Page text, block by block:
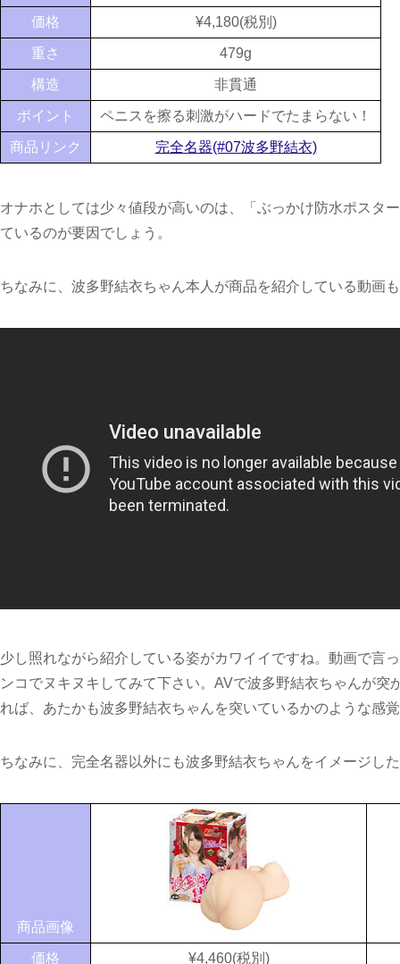
価格 ¥4,180(税別)
重さ 479g
構造 非貫通
ポイント ペニスを擦る刺激がハードでたまらない！
商品リンク 完全名器(#07波多野結衣)
オナホとしては少々値段が高いのは、「ぶっかけ防水ポスタ
ているのが要因でしょう。
ちなみに、波多野結衣ちゃん本人が商品を紹介している動画
少し照れながら紹介している姿がカワイイですね。動画で言
ンコでヌキヌキしてみて下さい。AVで波多野結衣ちゃんが突
れば、あたかも波多野結衣ちゃんを突いているかのような感
ちなみに、完全名器以外にも波多野結衣ちゃんをイメージし
商品画像
価格 ¥4,460(税別)